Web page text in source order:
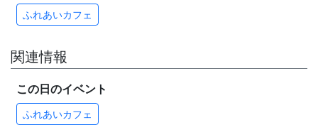
ふれあいカフェ
関連情報
この日のイベント
ふれあいカフェ